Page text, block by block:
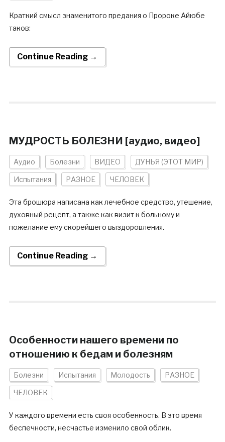
Краткий смысл знаменитого предания о Пророке Айюбе
таков:
Continue Reading →
МУДРОСТЬ БОЛЕЗНИ [аудио, видео]
Аудио Болезни ВИДЕО ДУНЬЯ (ЭТОТ МИР)
Испытания РАЗНОЕ ЧЕЛОВЕК
Эта брошюра написана как лечебное средство, утешение,
духовный рецепт, а также как визит к больному и
пожелание ему скорейшего выздоровления.
Continue Reading →
Особенности нашего времени по
отношению к бедам и болезням
Болезни Испытания Молодость РАЗНОЕ
ЧЕЛОВЕК
У каждого времени есть своя особенность. В это время
беспечности, несчастье изменило свой облик.